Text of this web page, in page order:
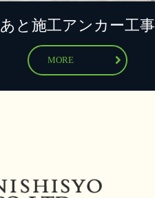
あと施工アンカー工事
MORE